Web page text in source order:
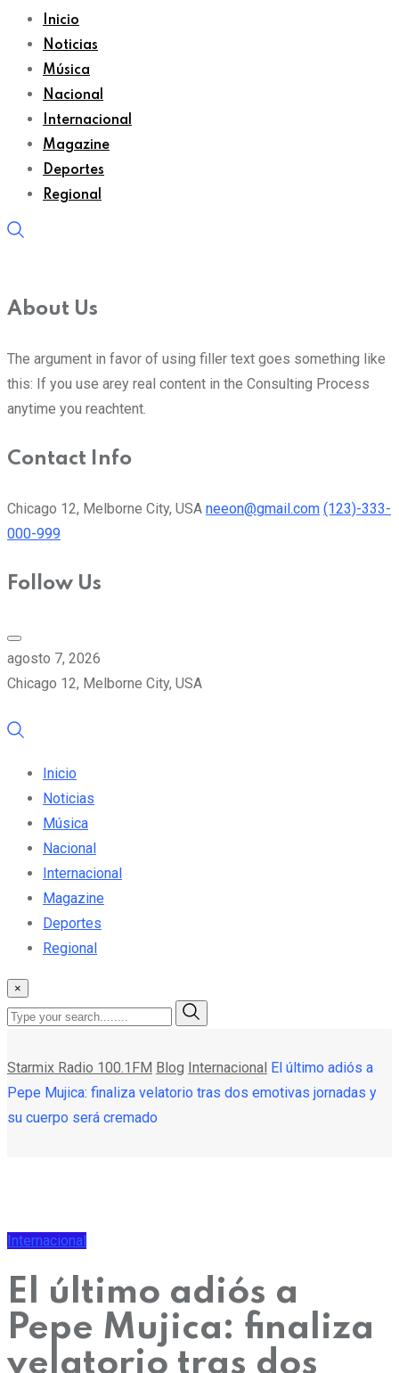
Inicio
Noticias
Música
Nacional
Internacional
Magazine
Deportes
Regional
About Us
The argument in favor of using filler text goes something like
this: If you use arey real content in the Consulting Process
anytime you reachtent.
Contact Info
Chicago 12, Melborne City, USA neeon@gmail.com (123)-333-
000-999
Follow Us
agosto 7, 2026
Chicago 12, Melborne City, USA
Inicio
Noticias
Música
Nacional
Internacional
Magazine
Deportes
Regional
×
Starmix Radio 100.1FM Blog Internacional El último adiós a
Pepe Mujica: finaliza velatorio tras dos emotivas jornadas y
su cuerpo será cremado
Internacional
El último adiós a
Pepe Mujica: finaliza
velatorio tras dos